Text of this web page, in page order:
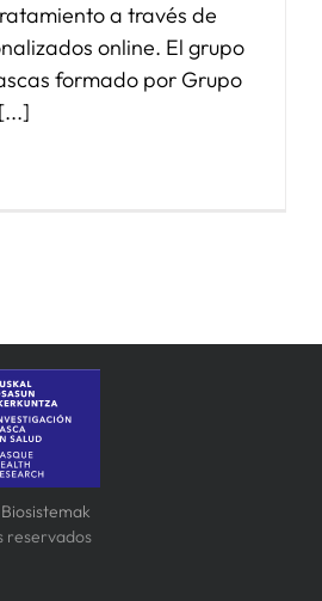
a través de
online. El grupo
formado por Grupo
reservados